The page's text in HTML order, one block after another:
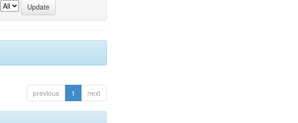
previous 1 next